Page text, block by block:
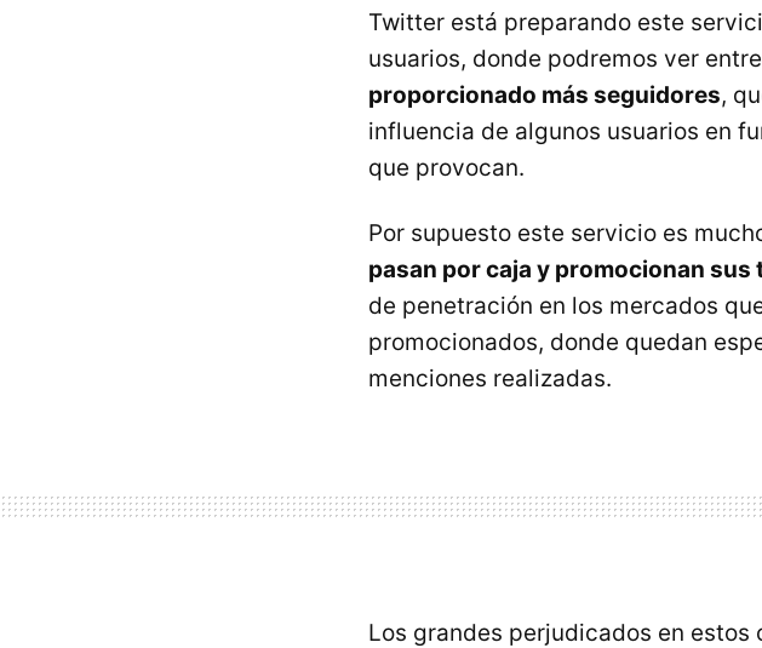
Twitter está preparando este
usuarios, donde podremos ver
proporcionado más seguidores,
influencia de algunos usuarios en
que provocan.
Por supuesto este servicio es
pasan por caja y promocionan sus
de penetración en los mercados
promocionados, donde quedan
menciones realizadas.
Los grandes perjudicados en estos